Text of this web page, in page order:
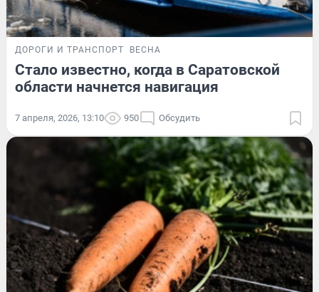
ДОРОГИ И ТРАНСПОРТ ВЕСНА
Стало известно, когда в Саратовской
области начнется навигация
7 апреля, 2026, 13:10 950 Обсудить